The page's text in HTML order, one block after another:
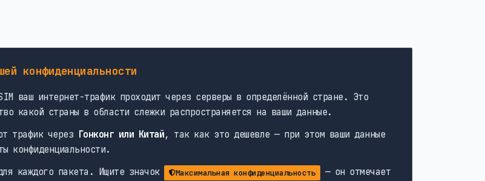
конфиденциальности
ваш интернет-трафик проходит через серверы в определённой стране. Это
какой страны в области слежки распространяется на ваши данные.
трафик через Гонконг или Китай, так как это дешевле — при этом ваши данные
конфиденциальности.
каждого пакета. Ищите значок Максимальная конфиденциальность
— он отмечает